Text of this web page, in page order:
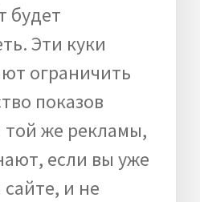
будет
Эти куки
ограничить
показов
же рекламы,
если вы уже
и не